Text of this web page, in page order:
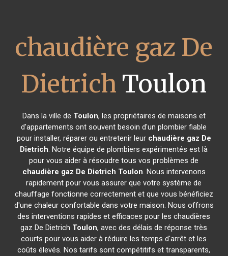
chaudière gaz De
Dietrich Toulon
Dans la ville de Toulon, les propriétaires de maisons et
d'appartements ont souvent besoin d'un plombier fiable
pour installer, réparer ou entretenir leur chaudière gaz De
Dietrich. Notre équipe de plombiers expérimentés est là
pour vous aider à résoudre tous vos problèmes de
chaudière gaz De Dietrich Toulon. Nous intervenons
rapidement pour vous assurer que votre système de
chauffage fonctionne correctement et que vous bénéficiez
d'une chaleur confortable dans votre maison. Nous offrons
des interventions rapides et efficaces pour les chaudières
gaz De Dietrich Toulon, avec des délais de réponse très
courts pour vous aider à réduire les temps d'arrêt et les
coûts élevés. Nos tarifs sont compétitifs et transparents,